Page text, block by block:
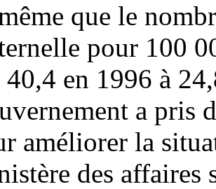
que le
pour 100
40,4 en 1996 à
a pris
améliorer la
des affaires